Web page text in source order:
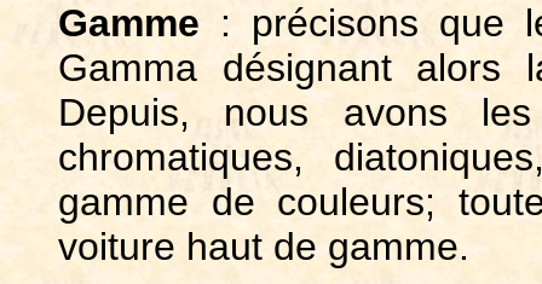
Gamme : précisons que
Gamma désignant
Depuis, nous avons
chromatiques,
gamme de couleurs;
voiture haut de gamme.